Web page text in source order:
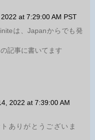
at 7:29:00 AM PST
は、Japanからでも発
記事に書いてます
2022 at 7:39:00 AM
ありがとうございま